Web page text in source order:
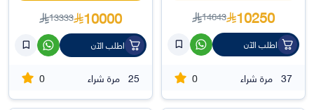
10250
14643
اطلب الآن
37 مرة شراء 0
10000
13333
اطلب الآن
25 مرة شراء 0